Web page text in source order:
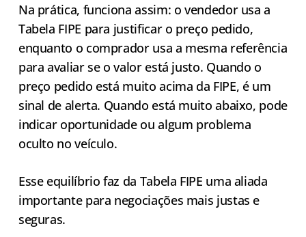
Na prática, funciona assim: o vendedor usa a
Tabela FIPE para justificar o preço pedido,
enquanto o comprador usa a mesma referência
para avaliar se o valor está justo. Quando o
preço pedido está muito acima da FIPE, é um
sinal de alerta. Quando está muito abaixo, pode
indicar oportunidade ou algum problema
oculto no veículo.
Esse equilíbrio faz da Tabela FIPE uma aliada
importante para negociações mais justas e
seguras.